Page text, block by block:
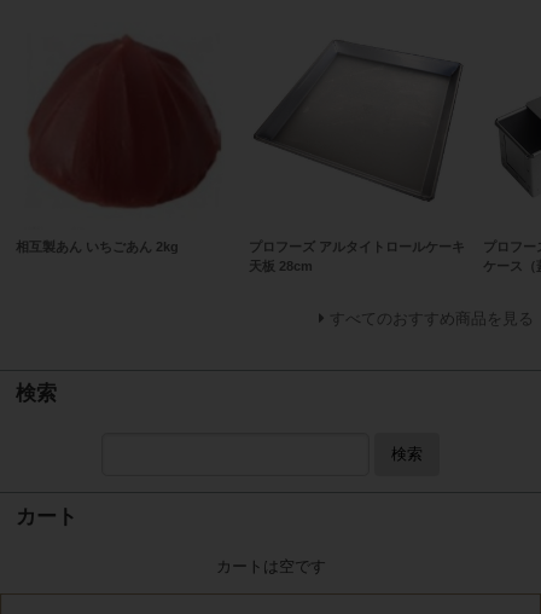
相互製あん いちごあん 2kg
プロフーズ アルタイトロールケーキ
天板 28cm
プロフー
ケース（
すべてのおすすめ商品を見る
検索
検索
カート
カートは空です